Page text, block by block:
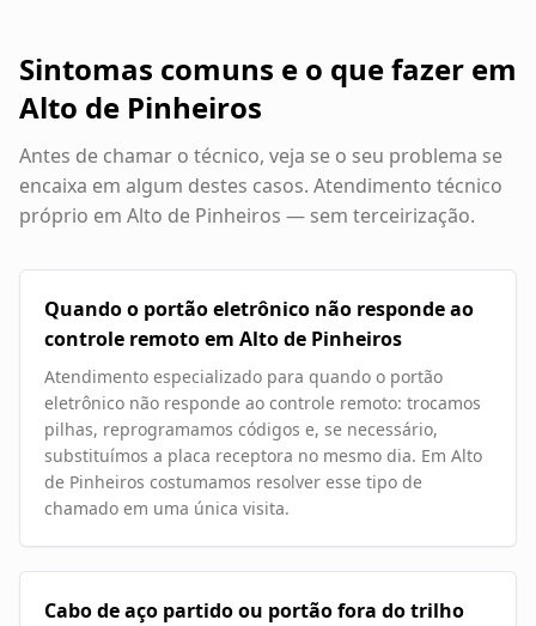
Sintomas comuns e o que fazer em
Alto de Pinheiros
Antes de chamar o técnico, veja se o seu problema se
encaixa em algum destes casos. Atendimento técnico
próprio em Alto de Pinheiros — sem terceirização.
Quando o portão eletrônico não responde ao
controle remoto em Alto de Pinheiros
Atendimento especializado para quando o portão
eletrônico não responde ao controle remoto: trocamos
pilhas, reprogramamos códigos e, se necessário,
substituímos a placa receptora no mesmo dia. Em Alto
de Pinheiros costumamos resolver esse tipo de
chamado em uma única visita.
Cabo de aço partido ou portão fora do trilho